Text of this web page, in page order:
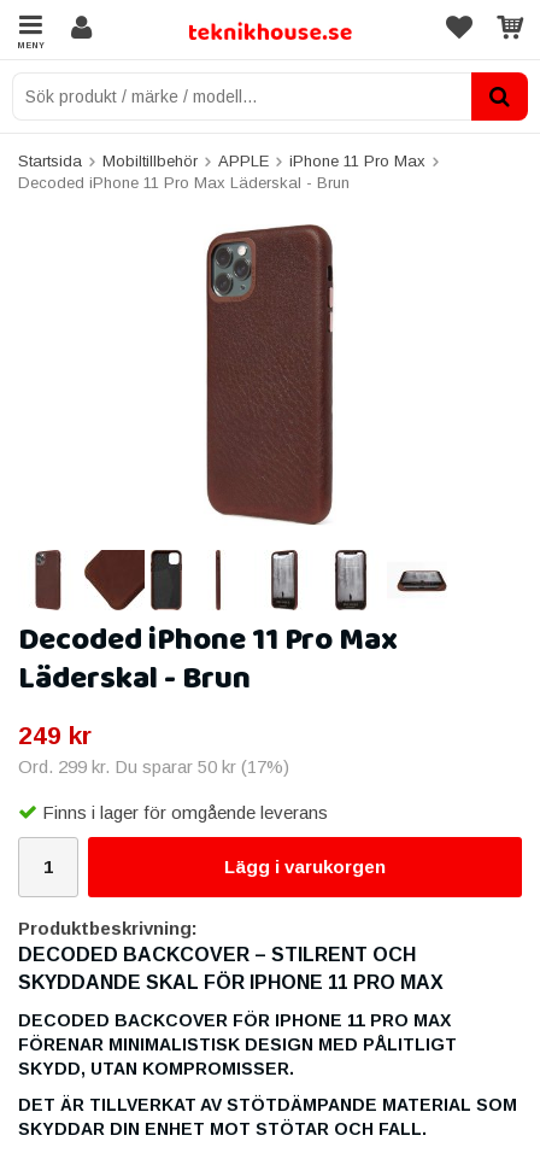
MENY
Startsida Mobiltillbehör APPLE
iPhone 11 Pro Max
Decoded iPhone 11 Pro Max Läderskal - Brun
Decoded iPhone 11 Pro Max
Läderskal - Brun
249 kr
Ord. 299 kr. Du sparar 50 kr (17%)
Finns i lager för omgående leverans
Lägg i varukorgen
Produktbeskrivning:
DECODED BACKCOVER – STILRENT OCH
SKYDDANDE SKAL FÖR IPHONE 11 PRO MAX
DECODED BACKCOVER FÖR IPHONE 11 PRO MAX
FÖRENAR MINIMALISTISK DESIGN MED PÅLITLIGT
SKYDD, UTAN KOMPROMISSER.
DET ÄR TILLVERKAT AV STÖTDÄMPANDE MATERIAL SOM
SKYDDAR DIN ENHET MOT STÖTAR OCH FALL.